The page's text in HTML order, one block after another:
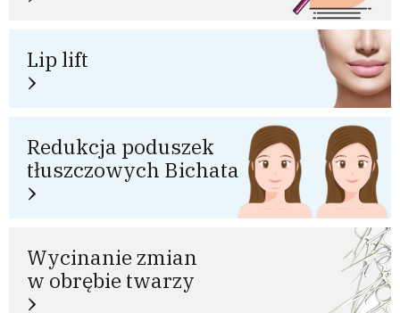
Lip lift
Redukcja poduszek
tłuszczowych Bichata
Wycinanie zmian
w obrębie twarzy